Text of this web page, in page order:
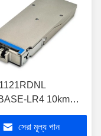
LR4 10km
ট্রান্সসিভার
6 অনুকরণ
সেরা মূল্য পান